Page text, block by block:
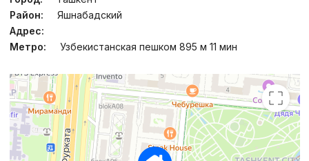
Район:
Яшнабадский
Адрес:
Метро:
Узбекистанская пешком 895 м 11 мин